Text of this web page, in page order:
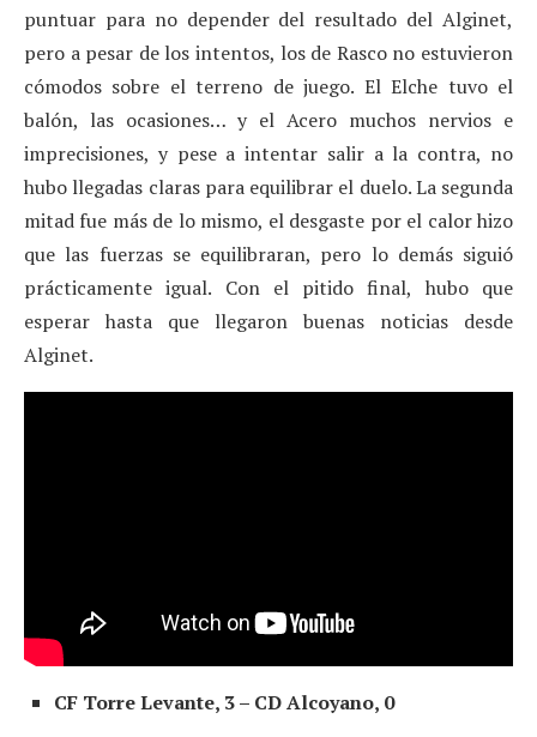
puntuar para no depender del resultado del Alginet,
pero a pesar de los intentos, los de Rasco no estuvieron
cómodos sobre el terreno de juego. El Elche tuvo el
balón, las ocasiones… y el Acero muchos nervios e
imprecisiones, y pese a intentar salir a la contra, no
hubo llegadas claras para equilibrar el duelo. La segunda
mitad fue más de lo mismo, el desgaste por el calor hizo
que las fuerzas se equilibraran, pero lo demás siguió
prácticamente igual. Con el pitido final, hubo que
esperar hasta que llegaron buenas noticias desde
Alginet.
CF Torre Levante, 3 – CD Alcoyano, 0